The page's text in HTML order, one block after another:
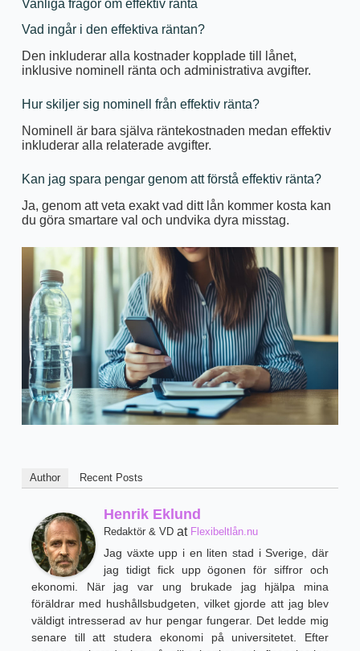
Vanliga frågor om effektiv ränta
Vad ingår i den effektiva räntan?
Den inkluderar alla kostnader kopplade till lånet,
inklusive nominell ränta och administrativa avgifter.
Hur skiljer sig nominell från effektiv ränta?
Nominell är bara själva räntekostnaden medan effektiv
inkluderar alla relaterade avgifter.
Kan jag spara pengar genom att förstå effektiv ränta?
Ja, genom att veta exakt vad ditt lån kommer kosta kan
du göra smartare val och undvika dyra misstag.
Author Recent Posts
Henrik Eklund
Redaktör & VDat Flexibeltlån.nu
Jag växte upp i en liten stad i Sverige, där
jag tidigt fick upp ögonen för siffror och
ekonomi. När jag var ung brukade jag hjälpa mina
föräldrar med hushållsbudgeten, vilket gjorde att jag blev
väldigt intresserad av hur pengar fungerar. Det ledde mig
senare till att studera ekonomi på universitetet. Efter